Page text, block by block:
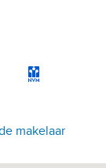
makelaar